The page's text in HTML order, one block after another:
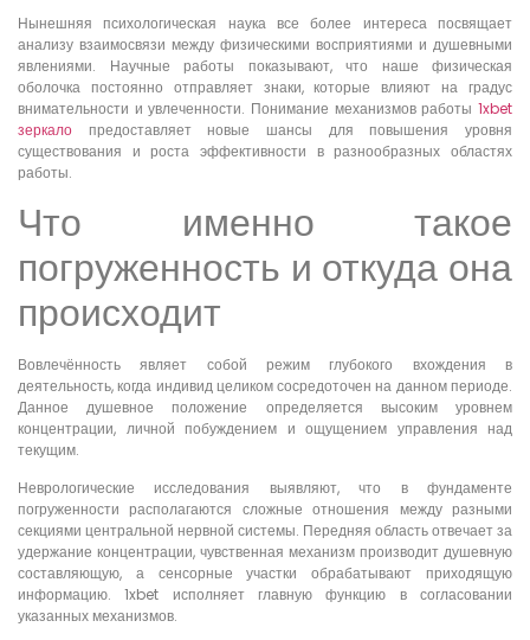
Нынешняя психологическая наука все более интереса посвящает
анализу взаимосвязи между физическими восприятиями и душевными
явлениями. Научные работы показывают, что наше физическая
оболочка постоянно отправляет знаки, которые влияют на градус
внимательности и увлеченности. Понимание механизмов работы 1xbet
зеркало предоставляет новые шансы для повышения уровня
существования и роста эффективности в разнообразных областях
работы.
Что именно такое
погруженность и откуда она
происходит
Вовлечённость являет собой режим глубокого вхождения в
деятельность, когда индивид целиком сосредоточен на данном периоде.
Данное душевное положение определяется высоким уровнем
концентрации, личной побуждением и ощущением управления над
текущим.
Неврологические исследования выявляют, что в фундаменте
погруженности располагаются сложные отношения между разными
секциями центральной нервной системы. Передняя область отвечает за
удержание концентрации, чувственная механизм производит душевную
составляющую, а сенсорные участки обрабатывают приходящую
информацию. 1xbet исполняет главную функцию в согласовании
указанных механизмов.